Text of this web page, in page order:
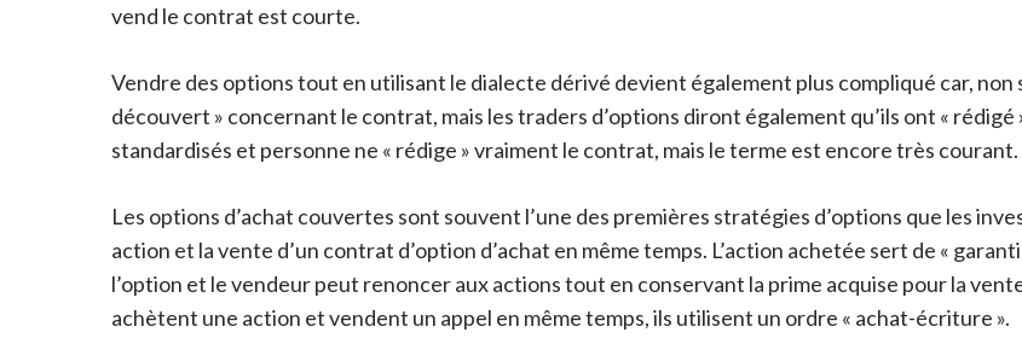
vend le contrat est courte.
Vendre des options tout en utilisant le dialecte dérivé devient également plus compliqué car, non
découvert » concernant le contrat, mais les traders d’options diront également qu’ils ont «
standardisés et personne ne « rédige » vraiment le contrat, mais le terme est encore très courant.
Les options d’achat couvertes sont souvent l’une des premières stratégies d’options que les
action et la vente d’un contrat d’option d’achat en même temps. L’action achetée sert de «
l’option et le vendeur peut renoncer aux actions tout en conservant la prime acquise pour la
achètent une action et vendent un appel en même temps, ils utilisent un ordre « achat-écriture ».